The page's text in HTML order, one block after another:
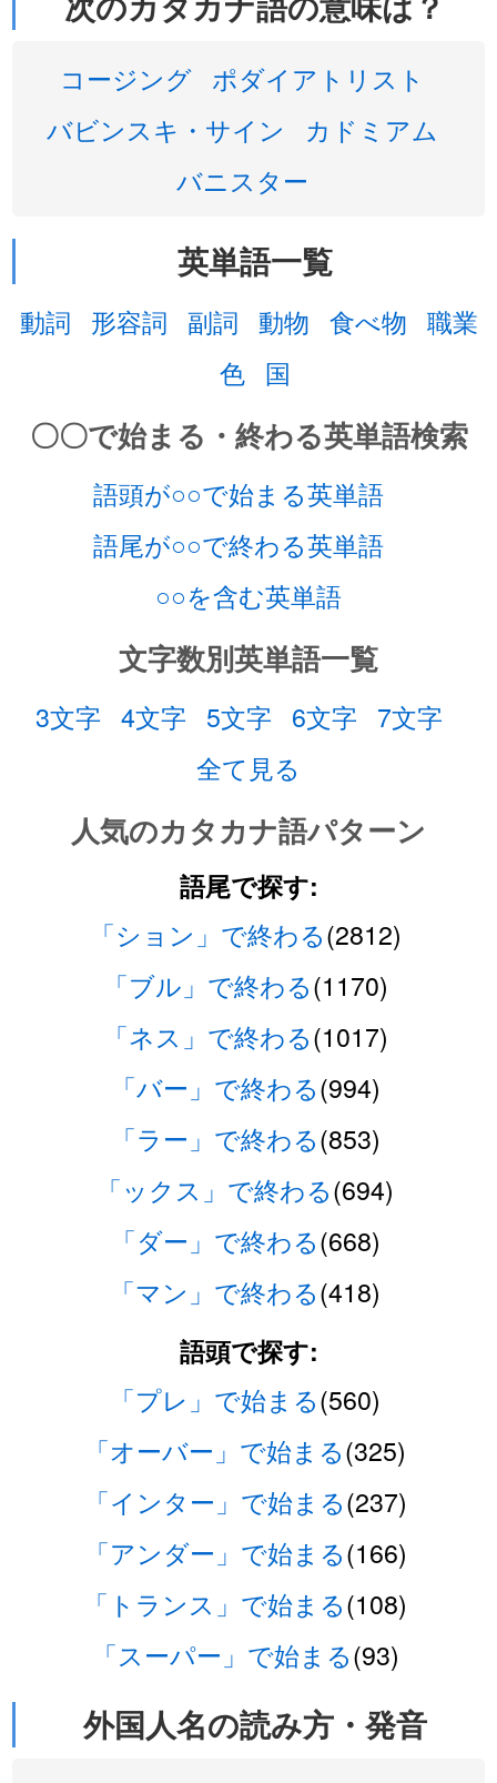
コージング ポダイアトリスト
バビンスキ・サイン
カドミアム
バニスター
英単語一覧
動詞 形容詞 副詞 動物 食べ物 職業
色 国
〇〇で始まる・終わる英単語検索
語頭が○○で始まる英単語
語尾が○○で終わる英単語
○○を含む英単語
文字数別英単語一覧
3文字 4文字 5文字 6文字 7文字
全て見る
人気のカタカナ語パターン
語尾で探す:
「ション」で終わる(2812)
「ブル」で終わる(1170)
「ネス」で終わる(1017)
「バー」で終わる(994)
「ラー」で終わる(853)
「ックス」で終わる(694)
「ダー」で終わる(668)
「マン」で終わる(418)
語頭で探す:
「プレ」で始まる(560)
「オーバー」で始まる(325)
「インター」で始まる(237)
「アンダー」で始まる(166)
「トランス」で始まる(108)
「スーパー」で始まる(93)
外国人名の読み方・発音